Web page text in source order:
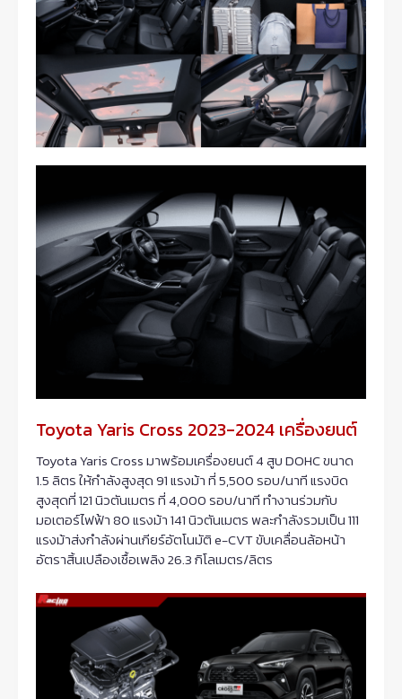
Toyota Yaris Cross 2023-2024 เครื่องยนต์
Toyota Yaris Cross มาพร้อมเครื่องยนต์ 4 สูบ DOHC ขนาด
1.5 ลิตร ให้กำลังสูงสุด 91 แรงม้า ที่ 5,500 รอบ/นาที แรงบิด
สูงสุดที่ 121 นิวตันเมตร ที่ 4,000 รอบ/นาที ทำงานร่วมกับ
มอเตอร์ไฟฟ้า 80 แรงม้า 141 นิวตันเมตร พละกำลังรวมเป็น 111
แรงม้าส่งกำลังผ่านเกียร์อัตโนมัติ e-CVT ขับเคลื่อนล้อหน้า
อัตราสิ้นเปลืองเชื้อเพลิง 26.3 กิโลเมตร/ลิตร